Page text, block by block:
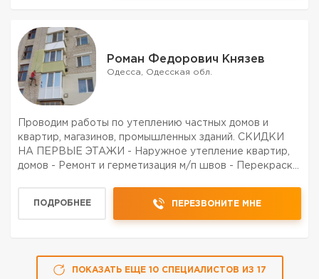
Роман Федорович Князев
Одесса, Одесская обл.
Проводим работы по утеплению частных домов и
квартир, магазинов, промышленных зданий. СКИДКИ
НА ПЕРВЫЕ ЭТАЖИ - Наружное утепление квартир,
домов - Ремонт и герметизация м/п швов - Перекраска
ПРЕИМУЩЕСТВО УТЕПЛЕНИЯ ...
ПОДРОБНЕЕ ПЕРЕЗВОНИТЕ МНЕ
ПОКАЗАТЬ ЕЩЕ 10 СПЕЦИАЛИСТОВ ИЗ 17